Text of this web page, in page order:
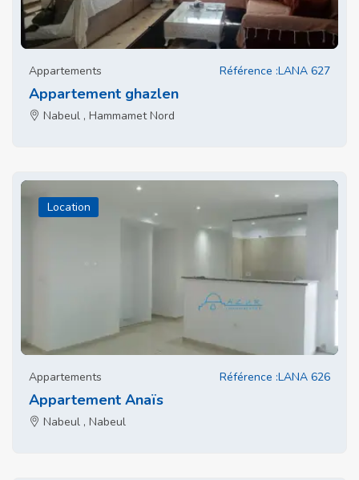
Appartements Référence :LANA 627
Appartement ghazlen
Nabeul , Hammamet Nord
Location
Appartements Référence :LANA 626
Appartement Anaïs
Nabeul , Nabeul